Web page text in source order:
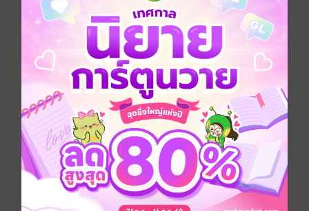
อยากได้ ซื้อเป็นของขวัญ ติดตาม แชร์
แนะนำการใช้งานเบื้องต้น สำหรับการโหลด Apps ทั้ง
iPad และ iPad 2
- อัพเดตข้อมูลข่าวสาร iOS 4.3
- สอนการโหลด Apps และ Sync เครื่อง iPad เข้ากับ
คอมพิวเตอร์
- สนุกกับเกมบน iPad มากมายทั้งฟรีและสนุกที่ผ่านการคัด
สรรมาแล้ว
- ตกแต่งภาพ บริหารภาพถ่ายบนเครื่อง iPad
- อ่านหนังสือ โหลด E-book แบบฟรีสบายกระเป๋า